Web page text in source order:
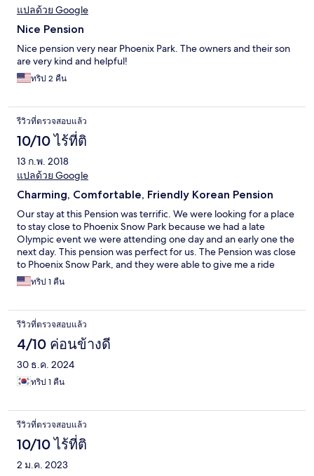
แปลด้วย Google
Nice Pension
Nice pension very near Phoenix Park. The owners and their son
are very kind and helpful!
ทริป 2 คืน
รีวิวที่ตรวจสอบแล้ว
10/10 ไร้ที่ติ
13 ก.พ. 2018
แปลด้วย Google
Charming, Comfortable, Friendly Korean Pension
Our stay at this Pension was terrific. We were looking for a place
to stay close to Phoenix Snow Park because we had a late
Olympic event we were attending one day and an early one the
next day. This pension was perfect for us. The Pension was close
to Phoenix Snow Park, and they were able to give me a ride
there after check-in and were able to get a cab for me the next
morning. The room was immaculately clean, warm and
cordial, and helpful. I would say very foreigner friendly. The
setting is very nice and beautiful. It snowed overnight, so seeing
fresh snow was nice. I would recommend this Pension, and I
would stay there again.
ทริป 1 คืน
รีวิวที่ตรวจสอบแล้ว
4/10 ค่อนข้างดี
30 ธ.ค. 2024
ทริป 1 คืน
รีวิวที่ตรวจสอบแล้ว
10/10 ไร้ที่ติ
2 ม.ค. 2023